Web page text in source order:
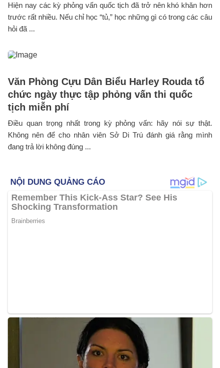
Hiện nay các kỳ phỏng vấn quốc tịch đã trở nên khó khăn hơn
trước rất nhiều. Nếu chỉ học “tủ,” học những gì có trong các câu
hỏi đã ...
Văn Phòng Cựu Dân Biểu Harley Rouda tổ
chức ngày thực tập phỏng vấn thi quốc
tịch miễn phí
Điều quan trọng nhất trong kỳ phỏng vấn: hãy nói sự thật.
Không nên để cho nhân viên Sở Di Trú đánh giá rằng mình
đang trả lời không đúng ...